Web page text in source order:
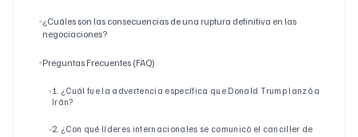
¿Cuáles son las consecuencias de una ruptura definitiva en las
negociaciones?
Preguntas Frecuentes (FAQ)
1. ¿Cuál fue la advertencia específica que Donald Trump lanzó a
Irán?
2. ¿Con qué líderes internacionales se comunicó el canciller de